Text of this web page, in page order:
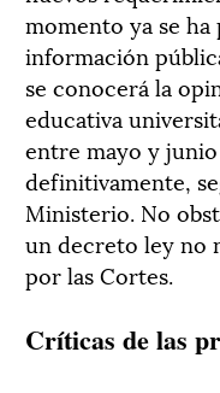
momento ya se
información
se conocerá la
educativa
entre mayo y
definitivamente,
Ministerio. No
un decreto ley no
por las Cortes.
Críticas de las